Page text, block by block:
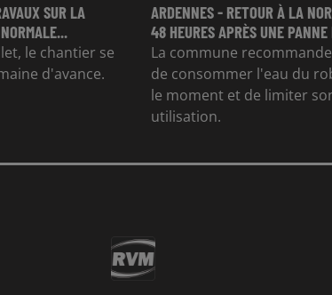
SUR LA
le chantier se
d'avance.
ARDENNES - RETOUR À LA
48 HEURES APRÈS UNE
La commune
de consommer l'eau du
le moment et de limiter
utilisation.